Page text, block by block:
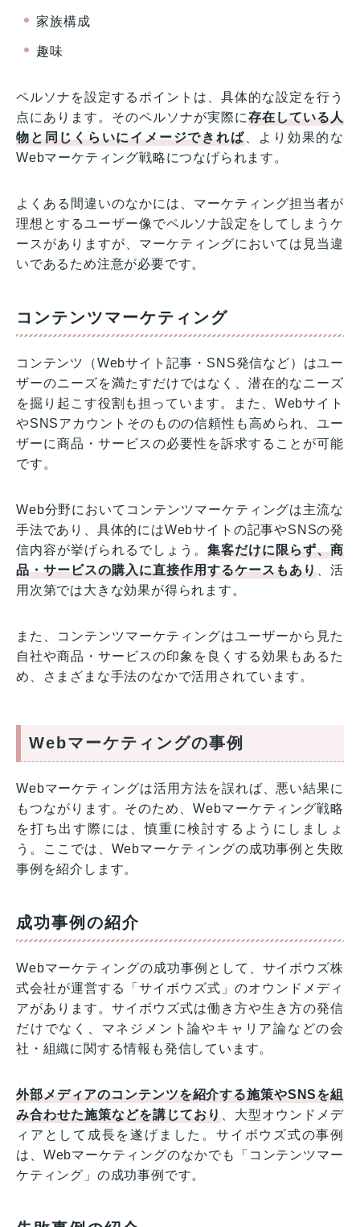
家族構成
趣味
ペルソナを設定するポイントは、具体的な設定を行う
点にあります。そのペルソナが実際に存在している人
物と同じくらいにイメージできれば、より効果的な
Webマーケティング戦略につなげられます。
よくある間違いのなかには、マーケティング担当者が
理想とするユーザー像でペルソナ設定をしてしまうケ
ースがありますが、マーケティングにおいては見当違
いであるため注意が必要です。
コンテンツマーケティング
コンテンツ（Webサイト記事・SNS発信など）はユー
ザーのニーズを満たすだけではなく、潜在的なニーズ
を掘り起こす役割も担っています。また、Webサイト
やSNSアカウントそのものの信頼性も高められ、ユー
ザーに商品・サービスの必要性を訴求することが可能
です。
Web分野においてコンテンツマーケティングは主流な
手法であり、具体的にはWebサイトの記事やSNSの発
信内容が挙げられるでしょう。集客だけに限らず、商
品・サービスの購入に直接作用するケースもあり 、活
用次第では大きな効果が得られます。
また、コンテンツマーケティングはユーザーから見た
自社や商品・サービスの印象を良くする効果もあるた
め、さまざまな手法のなかで活用されています。
Webマーケティングの事例
Webマーケティングは活用方法を誤れば、悪い結果に
もつながります。そのため、Webマーケティング戦略
を打ち出す際には、慎重に検討するようにしましょ
う。ここでは、Webマーケティングの成功事例と失敗
事例を紹介します。
成功事例の紹介
Webマーケティングの成功事例として、サイボウズ株
式会社が運営する「サイボウズ式」のオウンドメディ
アがあります。サイボウズ式は働き方や生き方の発信
だけでなく、マネジメント論やキャリア論などの会
社・組織に関する情報も発信しています。
外部メディアのコンテンツを紹介する施策やSNSを組
み合わせた施策などを講じており 、大型オウンドメデ
ィアとして成長を遂げました。サイボウズ式の事例
は、Webマーケティングのなかでも「コンテンツマー
ケティング」の成功事例です。